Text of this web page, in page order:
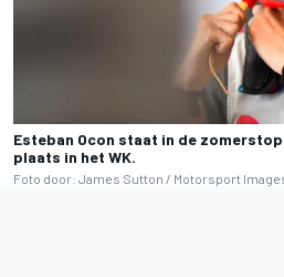
Esteban Ocon staat in de
plaats in het WK.
Foto door: James Sutton / Motorsport